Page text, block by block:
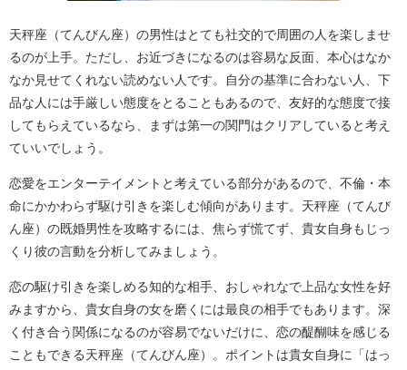
天秤座（てんびん座）の男性はとても社交的で周囲の人を楽しませ
るのが上手。ただし、お近づきになるのは容易な反面、本心はなか
なか見せてくれない読めない人です。自分の基準に合わない人、下
品な人には手厳しい態度をとることもあるので、友好的な態度で接
してもらえているなら、まずは第一の関門はクリアしていると考え
ていいでしょう。
恋愛をエンターテイメントと考えている部分があるので、不倫・本
命にかかわらず駆け引きを楽しむ傾向があります。天秤座（てんび
ん座）の既婚男性を攻略するには、焦らず慌てず、貴女自身もじっ
くり彼の言動を分析してみましょう。
恋の駆け引きを楽しめる知的な相手、おしゃれなで上品な女性を好
みますから、貴女自身の女を磨くには最良の相手でもあります。深
く付き合う関係になるのが容易でないだけに、恋の醍醐味を感じる
こともできる天秤座（てんびん座）。ポイントは貴女自身に「はっ